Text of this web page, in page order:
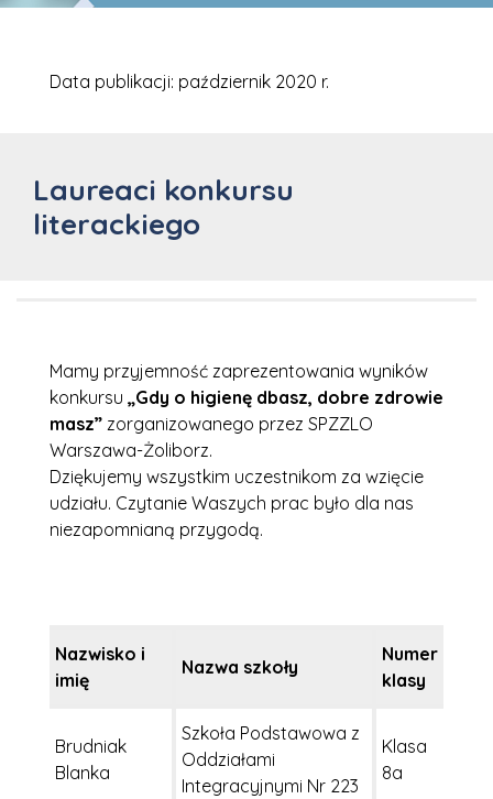
Data publikacji: październik 2020 r.
Laureaci konkursu
literackiego
Mamy przyjemność zaprezentowania wyników
konkursu „Gdy o higienę dbasz, dobre zdrowie
masz” zorganizowanego przez SPZZLO
Warszawa-Żoliborz.
Dziękujemy wszystkim uczestnikom za wzięcie
udziału. Czytanie Waszych prac było dla nas
niezapomnianą przygodą.
Nazwisko i
imię
Nazwa szkoły
Numer
klasy
Brudniak
Blanka
Szkoła Podstawowa z
Oddziałami
Integracyjnymi Nr 223
Klasa
8a